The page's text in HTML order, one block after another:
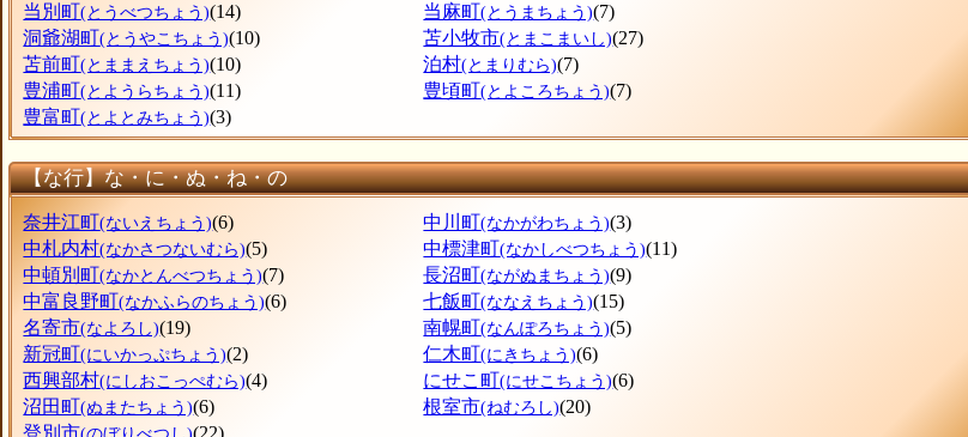
当別町(とうべつちょう)(14) 当麻町(とうまちょう)(7)
洞爺湖町(とうやこちょう)(10) 苫小牧市(とまこまいし)(27)
苫前町(とままえちょう)(10) 泊村(とまりむら)(7)
豊浦町(とようらちょう)(11) 豊頃町(とよころちょう)(7)
豊富町(とよとみちょう)(3)
【な行】な・に・ぬ・ね・の
奈井江町(ないえちょう)(6) 中川町(なかがわちょう)(3)
中札内村(なかさつないむら)(5) 中標津町(なかしべつちょう)(11)
中頓別町(なかとんべつちょう)(7) 長沼町(ながぬまちょう)(9)
中富良野町(なかふらのちょう)(6) 七飯町(ななえちょう)(15)
名寄市(なよろし)(19) 南幌町(なんぽろちょう)(5)
新冠町(にいかっぷちょう)(2) 仁木町(にきちょう)(6)
西興部村(にしおこっぺむら)(4) にせこ町(にせこちょう)(6)
沼田町(ぬまたちょう)(6) 根室市(ねむろし)(20)
登別市
(22)